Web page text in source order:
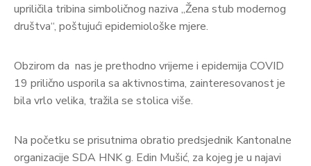
upriličila tribina simboličnog naziva „Žena stub modernog
društva“, poštujući epidemiološke mjere.
Obzirom da nas je prethodno vrijeme i epidemija COVID
19 prilično usporila sa aktivnostima, zainteresovanost je
bila vrlo velika, tražila se stolica više.
Na početku se prisutnima obratio predsjednik Kantonalne
organizacije SDA HNK g. Edin Mušić, za kojeg je u najavi